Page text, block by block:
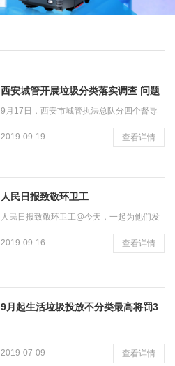
西安城管开展垃圾分类落实调查 问题
众多有待整
9月17日，西安市城管执法总队分四个督导
组，对城六区及高新、经开、曲江、浐灞四
个开发区城管执法队伍垃圾分类执法工作进
2019-09-19 查看详情
人民日报致敬环卫工
人民日报致敬环卫工@今天，一起为他们发
条微博 人民日报 方圳清洁环卫培训中心 今
天 内容摘要 【今天，一起为他们发条微博】
2019-09-16 查看详情
9月起生活垃圾投放不分类最高将罚3
2019-07-09 查看详情